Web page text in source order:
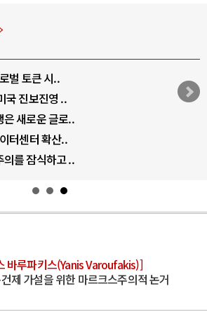
벌 토큰 시..
국 진보진영 ..
새로운 글로..
터센터 확산..
를 잠식하고 ..
바루파키스(Yanis Varoufakis)]
제 가설을 위한 마르크스주의적 논거